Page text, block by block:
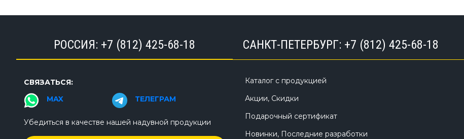
РОССИЯ: +7 (812) 425-68-18 САНКТ-ПЕТЕРБУРГ: +7 (812) 425-68-18
СВЯЗАТЬСЯ:
MAX
ТЕЛЕГРАМ
Убедиться в качестве нашей надувной продукции
Каталог с продукцией
Акции, Скидки
Подарочный сертификат
Новинки, Последние разработки